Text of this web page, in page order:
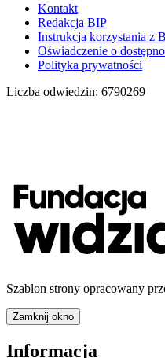
Kontakt
Redakcja BIP
Instrukcja korzystania z
Oświadczenie o
Polityka prywatności
Liczba odwiedzin: 6790269
Szablon strony opracowany
Zamknij okno
Informacja